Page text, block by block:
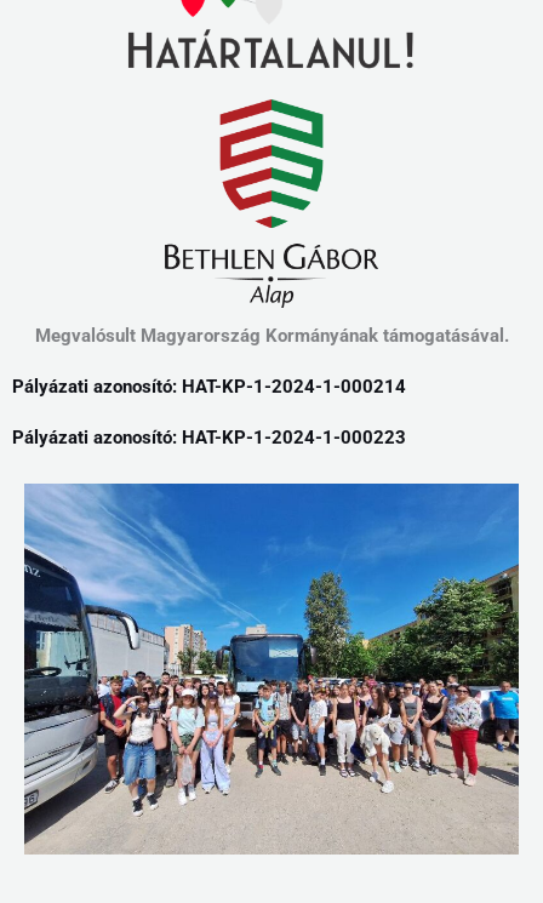
Megvalósult Magyarország Kormányának támogatásával.
Pályázati azonosító: HAT-KP-1-2024-1-000214
Pályázati azonosító: HAT-KP-1-2024-1-000223